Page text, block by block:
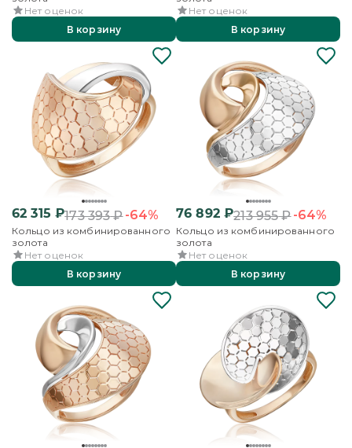
Нет оценок
В корзину
Нет оценок
В корзину
62 315 ₽173 393₽-64%
Кольцо из комбинированного
золота
Нет оценок
В корзину
76 892₽213 955₽-64%
Кольцо из комбинированного
золота
Нет оценок
В корзину